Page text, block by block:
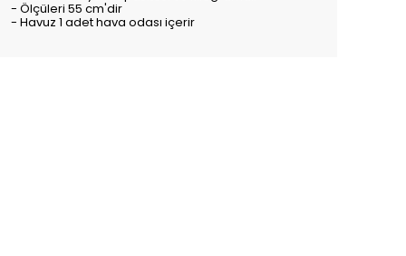
- Ölçüleri 55 cm'dir
- Havuz 1 adet hava odası içerir